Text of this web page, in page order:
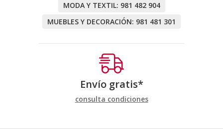
MODA Y TEXTIL: 981 482 904
MUEBLES Y DECORACIÓN: 981 481 301
Envío gratis*
consulta condiciones